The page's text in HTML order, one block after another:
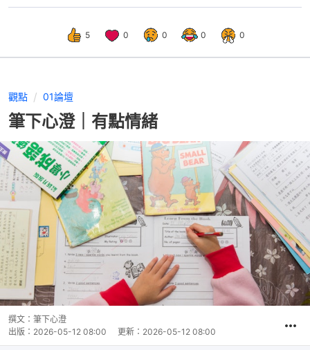
5 0 0 0 0
觀點 01論壇
筆下心澄｜有點情緒
撰文： 筆下心澄
出版： 2026-05-12 08:00 更新： 2026-05-12 08:00